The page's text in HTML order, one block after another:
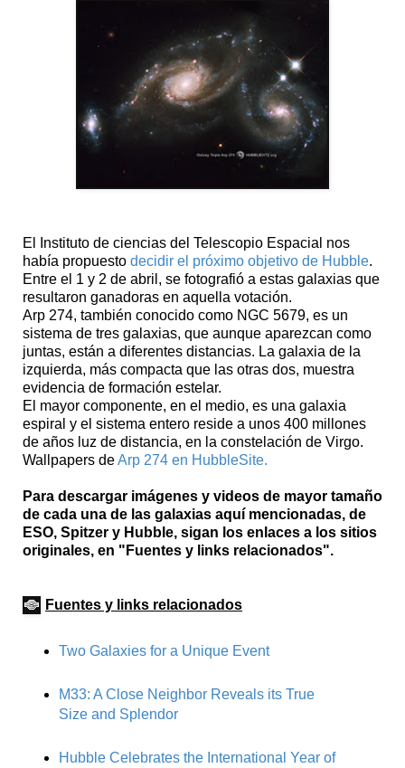
El Instituto de ciencias del Telescopio Espacial nos
había propuesto decidir el próximo objetivo de Hubble.
Entre el 1 y 2 de abril, se fotografió a estas galaxias que
resultaron ganadoras en aquella votación.
Arp 274, también conocido como NGC 5679, es un
sistema de tres galaxias, que aunque aparezcan como
juntas, están a diferentes distancias. La galaxia de la
izquierda, más compacta que las otras dos, muestra
evidencia de formación estelar.
El mayor componente, en el medio, es una galaxia
espiral y el sistema entero reside a unos 400 millones
de años luz de distancia, en la constelación de Virgo.
Wallpapers deArp 274 en HubbleSite.
Para descargar imágenes y videos de mayor tamaño
de cada una de las galaxias aquí mencionadas, de
ESO, Spitzer y Hubble, sigan los enlaces a los sitios
originales, en "Fuentes y links relacionados".
Fuentes y links relacionados
Two Galaxies for a Unique Event
M33: A Close Neighbor Reveals its True
Size and Splendor
Hubble Celebrates the International Year of